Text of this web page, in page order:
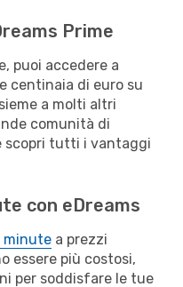
Prime
puoi accedere a
centinaia di euro su
a molti altri
comunità di
scopri tutti i vantaggi
con eDreams
minute a prezzi
essere più costosi,
per soddisfare le tue